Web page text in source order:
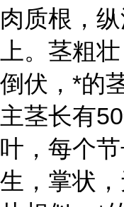
肉质根，
上。茎粗
倒伏，*的
主茎长有
叶，每个
生，掌状